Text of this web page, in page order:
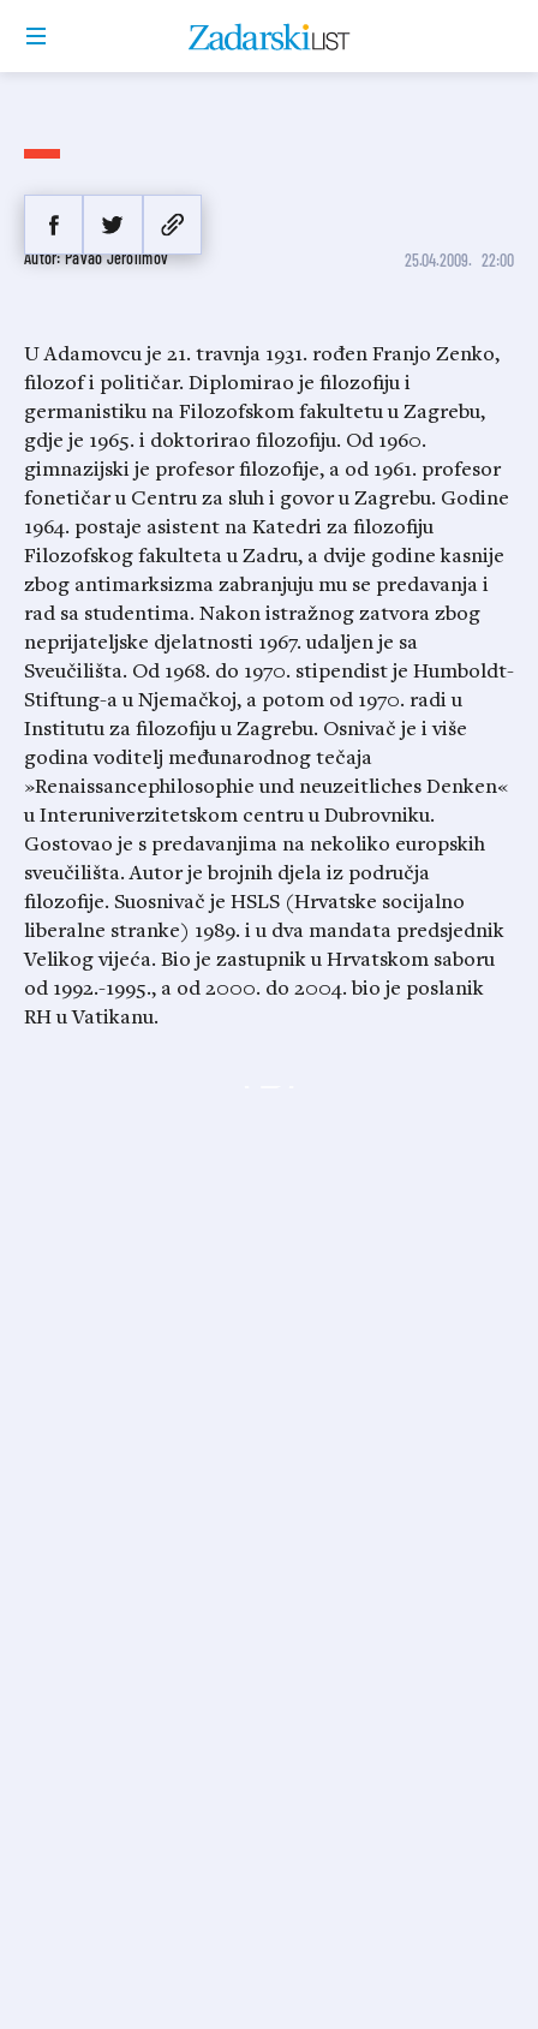
Franjo Zenko,
Autor: Pavao Jerolimov 25.04.2009. 22:00
U Adamovcu je 21. travnja 1931. rođen Franjo Zenko,
filozof i političar. Diplomirao je filozofiju i
germanistiku na Filozofskom fakultetu u Zagrebu,
gdje je 1965. i doktorirao filozofiju. Od 1960.
gimnazijski je profesor filozofije, a od 1961. profesor
fonetičar u Centru za sluh i govor u Zagrebu. Godine
1964. postaje asistent na Katedri za filozofiju
Filozofskog fakulteta u Zadru, a dvije godine kasnije
zbog antimarksizma zabranjuju mu se predavanja i
rad sa studentima. Nakon istražnog zatvora zbog
neprijateljske djelatnosti 1967. udaljen je sa
Sveučilišta. Od 1968. do 1970. stipendist je Humboldt-
Stiftung-a u Njemačkoj, a potom od 1970. radi u
Institutu za filozofiju u Zagrebu. Osnivač je i više
godina voditelj međunarodnog tečaja
»Renaissancephilosophie und neuzeitliches Denken«
u Interuniverzitetskom centru u Dubrovniku.
Gostovao je s predavanjima na nekoliko europskih
sveučilišta. Autor je brojnih djela iz područja
filozofije. Suosnivač je HSLS (Hrvatske socijalno
liberalne stranke) 1989. i u dva mandata predsjednik
Velikog vijeća. Bio je zastupnik u Hrvatskom saboru
od 1992.-1995., a od 2000. do 2004. bio je poslanik
RH u Vatikanu.